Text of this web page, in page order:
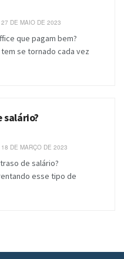
DE MAIO DE 2023
que pagam bem?
se tornado cada vez
salário?
DE MARÇO DE 2023
de salário?
esse tipo de